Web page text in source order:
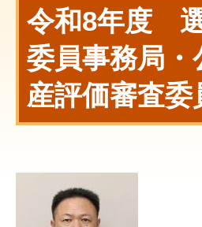
令和8年度
委員事務局
産評価審査